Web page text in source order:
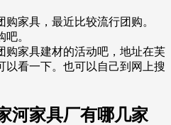
家具，最近比较流行团购。
。
购家具建材的活动吧，地址在芙
以看一下。也可以自己到网上搜
河家具厂有哪几家